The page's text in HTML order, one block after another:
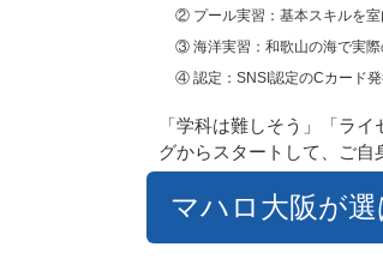
② プール実習 ：基本スキルを
③ 海洋実習 ：和歌山の海で実
④ 認定 ：SNSI認定のCカード
「学科は難しそう」「ラ
グからスタートして、ご自
マハロ大阪が